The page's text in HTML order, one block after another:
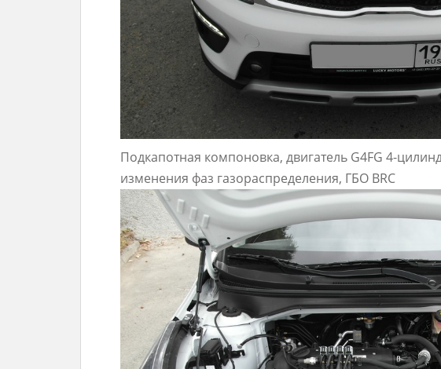
Подкапотная компоновка, двигатель G4FG 4-
изменения фаз газораспределения, ГБО BRC